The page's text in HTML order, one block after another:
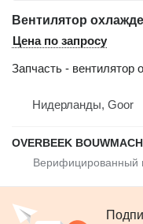
Цена по запросу
Запчасть - вентилятор
Нидерланды, Goor
OVERBEEK